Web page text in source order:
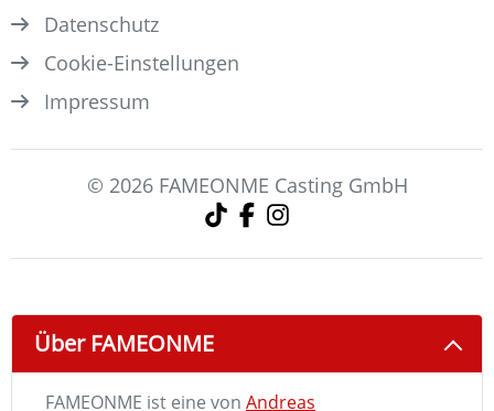
Datenschutz
Cookie-Einstellungen
Impressum
© 2026 FAMEONME Casting GmbH
Über FAMEONME
FAMEONME ist eine von Andreas